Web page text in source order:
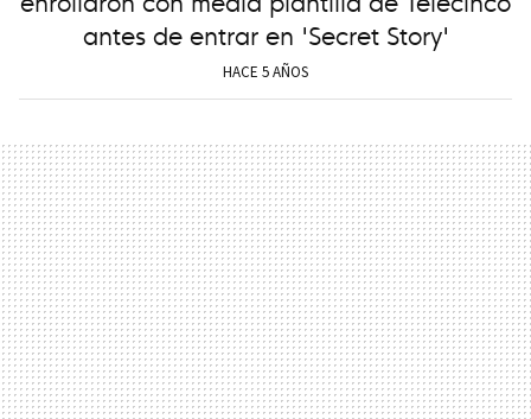
antes de entrar en 'Secret Story'
HACE 5 AÑOS